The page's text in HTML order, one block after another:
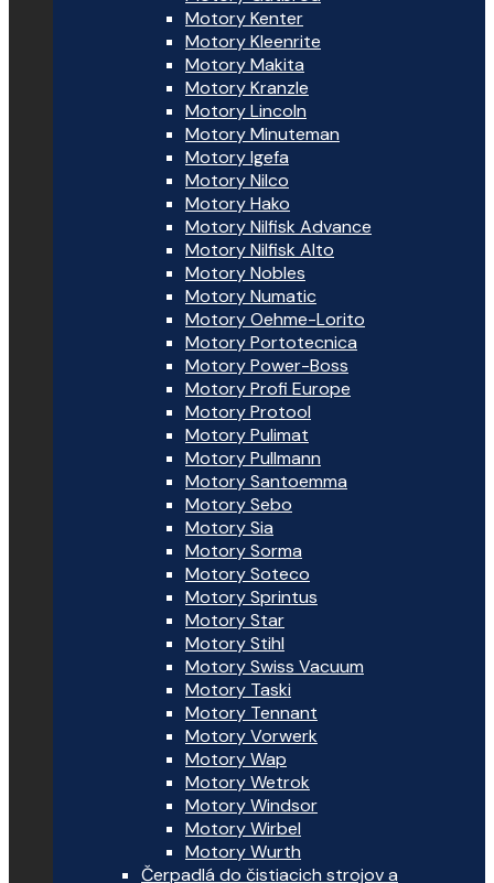
Motory Kenter
Motory Kleenrite
Motory Makita
Motory Kranzle
Motory Lincoln
Motory Minuteman
Motory Igefa
Motory Nilco
Motory Hako
Motory Nilfisk Advance
Motory Nilfisk Alto
Motory Nobles
Motory Numatic
Motory Oehme-Lorito
Motory Portotecnica
Motory Power-Boss
Motory Profi Europe
Motory Protool
Motory Pulimat
Motory Pullmann
Motory Santoemma
Motory Sebo
Motory Sia
Motory Sorma
Motory Soteco
Motory Sprintus
Motory Star
Motory Stihl
Motory Swiss Vacuum
Motory Taski
Motory Tennant
Motory Vorwerk
Motory Wap
Motory Wetrok
Motory Windsor
Motory Wirbel
Motory Wurth
Čerpadlá do čistiacich strojov a